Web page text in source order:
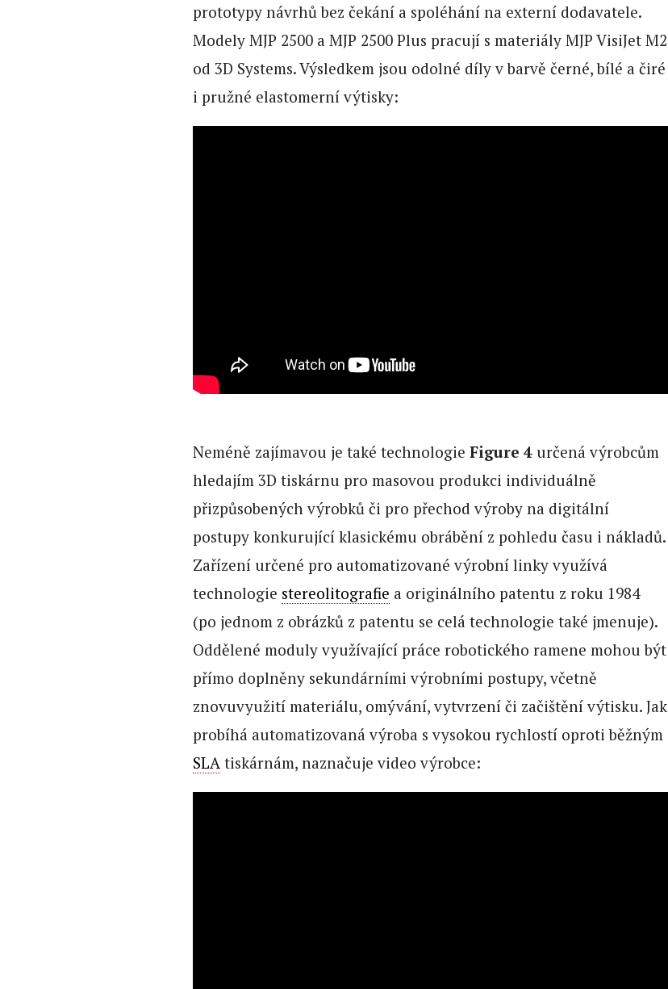
prototypy návrhů bez čekání a spoléhání na externí dodavatele.
Modely MJP 2500 a MJP 2500 Plus pracují s materiály MJP VisiJet M2
od 3D Systems. Výsledkem jsou odolné díly v barvě černé, bílé a čiré
i pružné elastomerní výtisky:
Neméně zajímavou je také technologie Figure 4určená výrobcům
hledajím 3D tiskárnu pro masovou produkci individuálně
přizpůsobených výrobků či pro přechod výroby na digitální
postupy konkurující klasickému obrábění z pohledu času i nákladů.
Zařízení určené pro automatizované výrobní linky využívá
technologie stereolitografie a originálního patentu z roku 1984
(po jednom z obrázků z patentu se celá technologie také jmenuje).
Oddělené moduly využívající práce robotického ramene mohou být
přímo doplněny sekundárními výrobními postupy, včetně
znovuvyužití materiálu, omývání, vytvrzení či začištění výtisku. Jak
probíhá automatizovaná výroba s vysokou rychlostí oproti běžným
SLA tiskárnám, naznačuje video výrobce: